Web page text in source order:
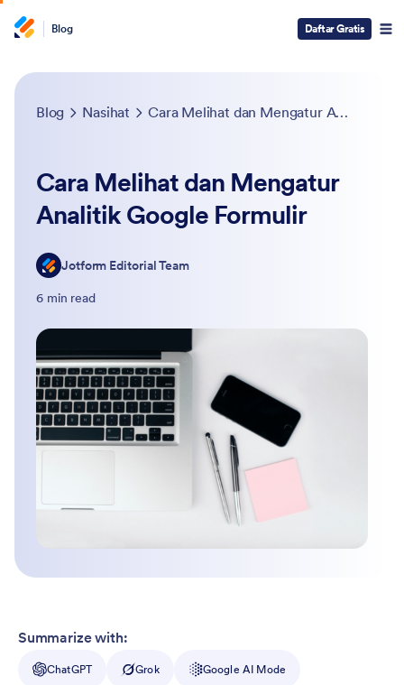
Blog Daftar Gratis
Blog Nasihat Cara Melihat dan Mengatur Analitik Google Formulir
Cara Melihat dan Mengatur
Analitik Google Formulir
Jotform Editorial Team
6 min read
Summarize with:
ChatGPT Grok Google AI Mode